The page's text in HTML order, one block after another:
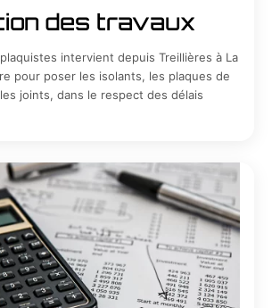
des travaux
intervient depuis Treillières à La
pour poser les isolants, les plaques de
joints, dans le respect des délais